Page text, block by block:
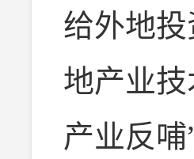
给外地
地产业
产业反哺